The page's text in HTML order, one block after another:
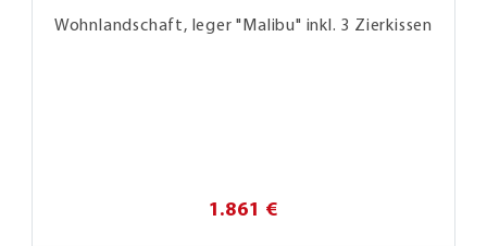
Wohnlandschaft, leger "Malibu" inkl. 3 Zierkissen
1.861 €